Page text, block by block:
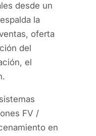
desde un
la
oferta
del
el
FV /
en